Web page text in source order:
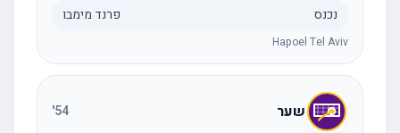
נכנס פרנד מימבו
Hapoel Tel Aviv
שער 54
'